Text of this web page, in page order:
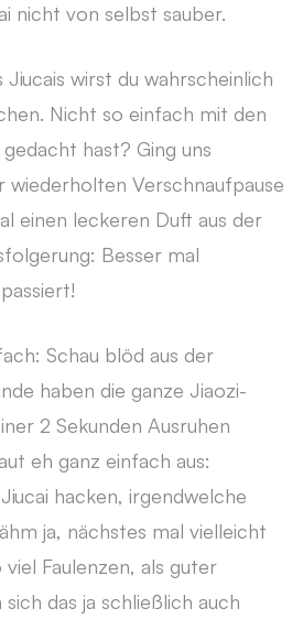
nicht von selbst sauber.
Jiucais wirst du wahrscheinlich
Nicht so einfach mit den
hast? Ging uns
wiederholten Verschnaufpause
einen leckeren Duft aus der
Besser mal
Schau blöd aus der
haben die ganze Jiaozi-
2 Sekunden Ausruhen
eh ganz einfach aus:
hacken, irgendwelche
ja, nächstes mal vielleicht
Faulenzen, als guter
das ja schließlich auch